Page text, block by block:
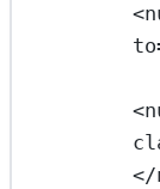
<
to
<
</